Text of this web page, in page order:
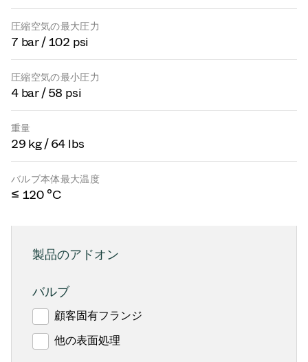
圧縮空気の最大圧力
7 bar / 102 psi
圧縮空気の最小圧力
4 bar / 58 psi
重量
29 kg / 64 lbs
バルブ本体最大温度
≤ 120 °C
製品のアドオン
バルブ
顧客固有フランジ
他の表面処理